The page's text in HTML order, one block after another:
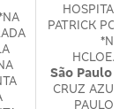
HOSPITAL
PATRICK
*NA
HCLOE.
São Paulo -
CRUZ AZUL
PAULO -